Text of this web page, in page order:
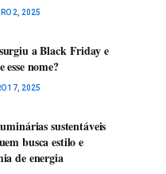
2, 2025
a Black Friday e
esse nome?
17, 2025
sustentáveis
busca estilo e
de energia